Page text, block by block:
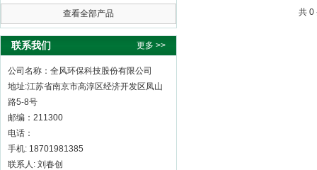
查看全部产品
联系我们 更多 >>
公司名称：全风环保科技股份有限公司
地址:江苏省南京市高淳区经济开发区凤山
路5-8号
邮编：211300
电话：
手机: 18701981385
联系人: 刘春创
共 0